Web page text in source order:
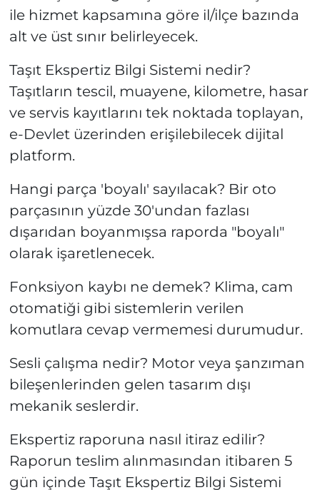
ile hizmet kapsamına göre il/ilçe bazında
alt ve üst sınır belirleyecek.
Taşıt Ekspertiz Bilgi Sistemi nedir?
Taşıtların tescil, muayene, kilometre, hasar
ve servis kayıtlarını tek noktada toplayan,
e-Devlet üzerinden erişilebilecek dijital
platform.
Hangi parça 'boyalı' sayılacak? Bir oto
parçasının yüzde 30'undan fazlası
dışarıdan boyanmışsa raporda "boyalı"
olarak işaretlenecek.
Fonksiyon kaybı ne demek? Klima, cam
otomatiği gibi sistemlerin verilen
komutlara cevap vermemesi durumudur.
Sesli çalışma nedir? Motor veya şanzıman
bileşenlerinden gelen tasarım dışı
mekanik seslerdir.
Ekspertiz raporuna nasıl itiraz edilir?
Raporun teslim alınmasından itibaren 5
gün içinde Taşıt Ekspertiz Bilgi Sistemi